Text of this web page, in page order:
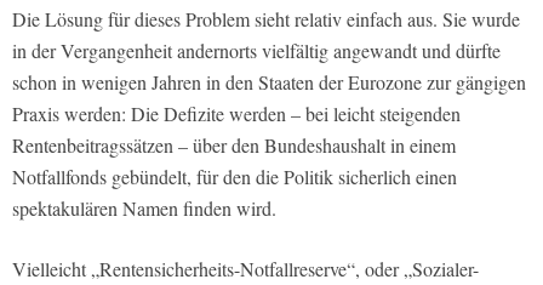
Die Lösung für dieses Problem sieht relativ einfach aus. Sie wurde
in der Vergangenheit andernorts vielfältig angewandt und dürfte
schon in wenigen Jahren in den Staaten der Eurozone zur gängigen
Praxis werden: Die Defizite werden – bei leicht steigenden
Rentenbeitragssätzen – über den Bundeshaushalt in einem
Notfallfonds gebündelt, für den die Politik sicherlich einen
spektakulären Namen finden wird.
Vielleicht „Rentensicherheits-Notfallreserve“, oder „Sozialer-